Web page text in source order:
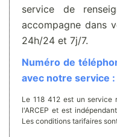
service de
accompagne dans
24h/24 et 7j/7.
Numéro de
avec notre service :
Le 118 412 est un service
l'ARCEP et est
Les conditions tarifaires